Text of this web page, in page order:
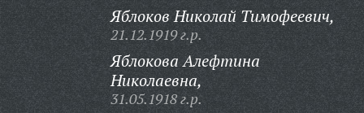
Яблоков Николай Тимофеевич,
21.12.1919 г.р.
Яблокова Алефтина
Николаевна,
31.05.1918 г.р.